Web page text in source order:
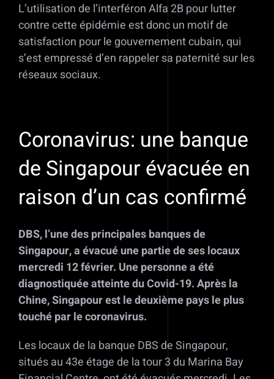
L’utilisation de l’interféron Alfa 2B pour lutter
contre cette épidémie est donc un motif de
satisfaction pour le gouvernement cubain, qui
s’est empressé d’en rappeler sa paternité sur les
réseaux sociaux.
Coronavirus: une banque
de Singapour évacuée en
raison d’un cas confirmé
DBS, l’une des principales banques de
Singapour, a évacué une partie de ses locaux
mercredi 12 février. Une personne a été
diagnostiquée atteinte du Covid-19. Après la
Chine, Singapour est le deuxième pays le plus
touché par le coronavirus.
Les locaux de la banque DBS de Singapour,
situés au 43e étage de la tour 3 du Marina Bay